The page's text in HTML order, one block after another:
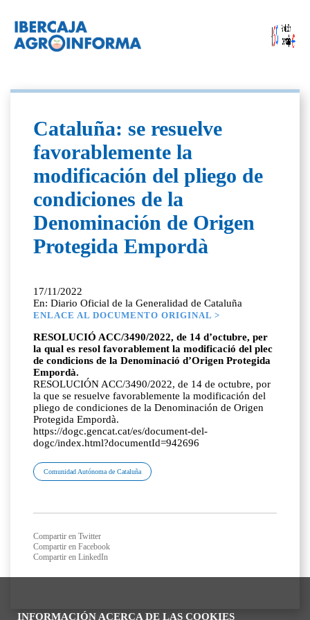
INFORMACIÓN ACERCA DE LAS COOKIES
Cataluña: se resuelve
favorablemente la
modificación del pliego de
condiciones de la
Denominación de Origen
Protegida Empordà
17/11/2022
En: Diario Oficial de la Generalidad de Cataluña
ENLACE AL DOCUMENTO ORIGINAL >
RESOLUCIÓ ACC/3490/2022, de 14 d’octubre, per
la qual es resol favorablement la modificació del plec
de condicions de la Denominació d’Origen Protegida
Empordà.
RESOLUCIÓN ACC/3490/2022, de 14 de octubre, por
la que se resuelve favorablemente la modificación del
pliego de condiciones de la Denominación de Origen
Protegida Empordà.
https://dogc.gencat.cat/es/document-del-
dogc/index.html?documentId=942696
Comunidad Autónoma de Cataluña
Compartir en Twitter
Compartir en Facebook
Compartir en LinkedIn